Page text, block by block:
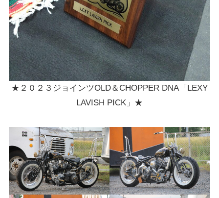
★２０２３ジョインツOLD＆CHOPPER DNA「LEXY
LAVISH PICK」★